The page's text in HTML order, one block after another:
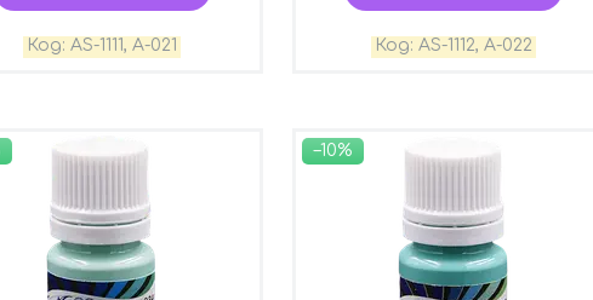
AS-1111, А-021 AS-1112, А-022
–10%